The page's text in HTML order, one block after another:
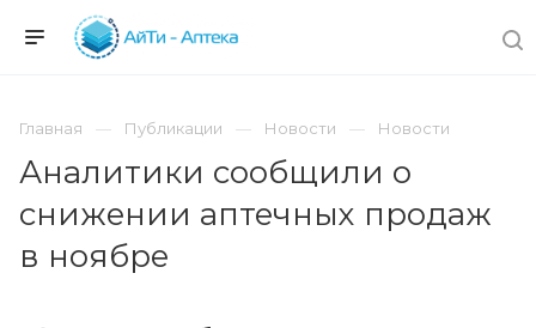
Главная Публикации Новости Новости
Аналитики сообщили о
снижении аптечных продаж
в ноябре